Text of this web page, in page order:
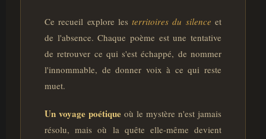
Ce recueil explore lesterritoires du silence et
de l'absence. Chaque poème est une tentative
de retrouver ce qui s'est échappé, de nommer
l'innommable, de donner voix à ce qui reste
muet.
Un voyage poétique où le mystère n'est jamais
résolu, mais où la quête elle-même devient